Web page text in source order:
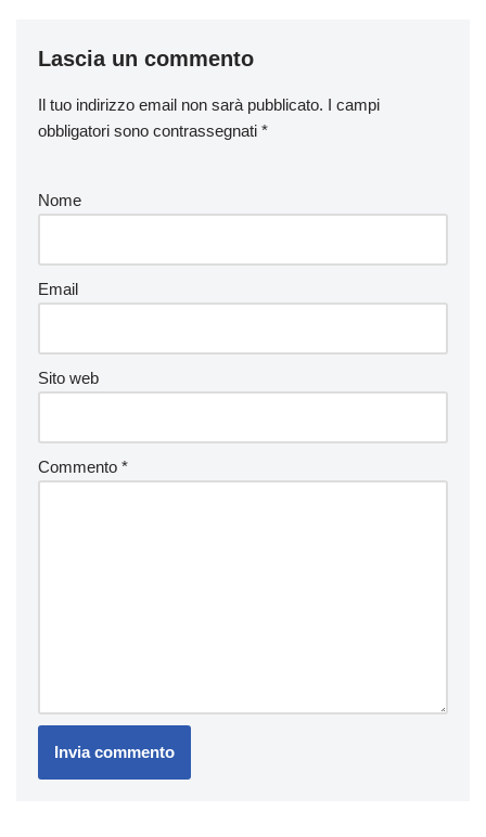
Lascia un commento
Il tuo indirizzo email non sarà pubblicato. I campi
obbligatori sono contrassegnati *
Nome
Email
Sito web
Commento *